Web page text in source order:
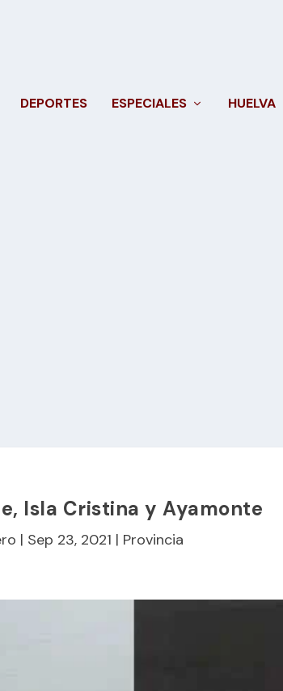
DEPORTES ESPECIALES HUELVA
Isla Cristina y Ayamonte
| Sep 23, 2021 | Provincia